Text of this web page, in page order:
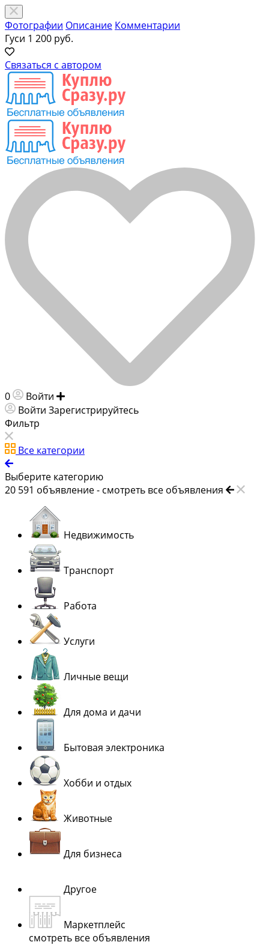
Фотографии Описание Комментарии
Гуси 1 200 руб.
Связаться с автором
0 Войти
Войти Зарегистрируйтесь
Фильтр
Все категории
Выберите категорию
20 591 объявление - смотреть все объявления
Недвижимость
Транспорт
Работа
Услуги
Личные вещи
Для дома и дачи
Бытовая электроника
Хобби и отдых
Животные
Для бизнеса
Другое
Маркетплейс
смотреть все объявления